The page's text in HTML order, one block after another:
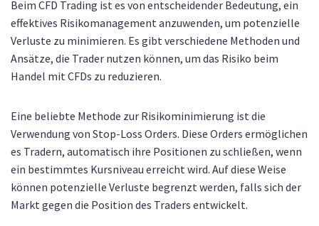
Beim CFD Trading ist es von entscheidender Bedeutung, ein
effektives Risikomanagement anzuwenden, um potenzielle
Verluste zu minimieren. Es gibt verschiedene Methoden und
Ansätze, die Trader nutzen können, um das Risiko beim
Handel mit CFDs zu reduzieren.
Eine beliebte Methode zur Risikominimierung ist die
Verwendung von Stop-Loss Orders. Diese Orders ermöglichen
es Tradern, automatisch ihre Positionen zu schließen, wenn
ein bestimmtes Kursniveau erreicht wird. Auf diese Weise
können potenzielle Verluste begrenzt werden, falls sich der
Markt gegen die Position des Traders entwickelt.